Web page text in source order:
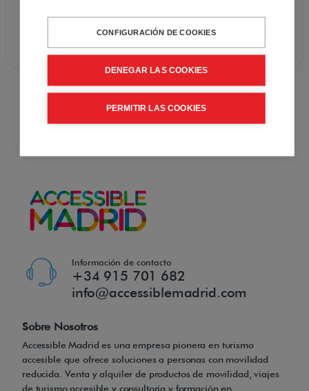
Catálogo Manual de Usuario
Información de contacto
+34 915 701 682
info@accessiblemadrid.com
Sobre Nosotros
Accessible Madrid es una empresa pionera en turismo
accesible que ofrece soluciones a personas con movilidad
reducida. Venta y alquiler de productos de movilidad, viajes
de turismo accesible y consultoría y formación en
CONFIGURACIÓN DE COOKIES
DENEGAR LAS COOKIES
PERMITIR LAS COOKIES